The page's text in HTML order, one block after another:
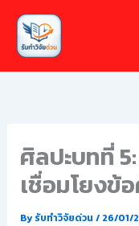
Skip
content
ศิลปะบทที่
เชื่อมโยงข้
Byรับทำวิจัยด่วน / 26/01/